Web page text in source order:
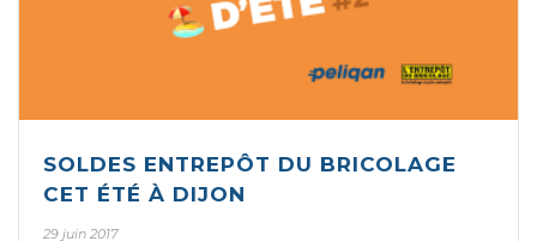
SOLDES ENTREPÔT DU BRICOLAGE
CET ÉTÉ À DIJON
29 juin 2017